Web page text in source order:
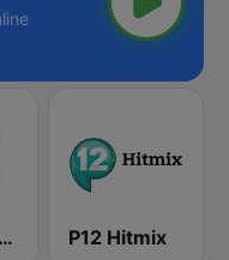
NRJ Norway P12 Hitmix